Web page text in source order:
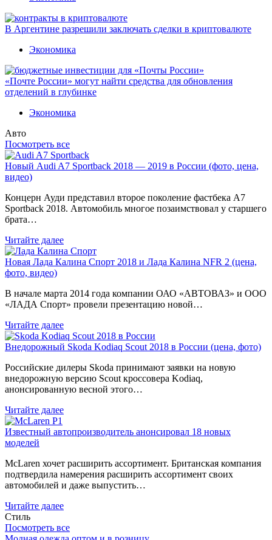
В Аргентине разрешили заключать сделки в криптовалюте
Экономика
«Почте России» могут найти средства для обновления
отделений в глубинке
Экономика
Авто
Посмотреть все
Новый Audi A7 Sportback 2018 — 2019 в России (фото, цена,
видео)
Концерн Ауди представил второе поколение фастбека A7
Sportback 2018. Автомобиль многое позаимствовал у старшего
брата…
Читайте далее
Новая Лада Калина Спорт 2018 и Лада Калина NFR 2 (цена,
фото, видео)
В начале марта 2014 года компании ОАО «АВТОВАЗ» и ООО
«ЛАДА Спорт» провели презентацию новой…
Читайте далее
Внедорожный Skoda Kodiaq Scout 2018 в России (цена, фото)
Российские дилеры Skoda принимают заявки на новую
внедорожную версию Scout кроссовера Kodiaq,
анонсированную весной этого…
Читайте далее
Известный автопроизводитель анонсировал 18 новых
моделей
McLaren хочет расширить ассортимент. Британская компания
подтвердила намерения расширить ассортимент своих
автомобилей и даже выпустить…
Читайте далее
Стиль
Посмотреть все